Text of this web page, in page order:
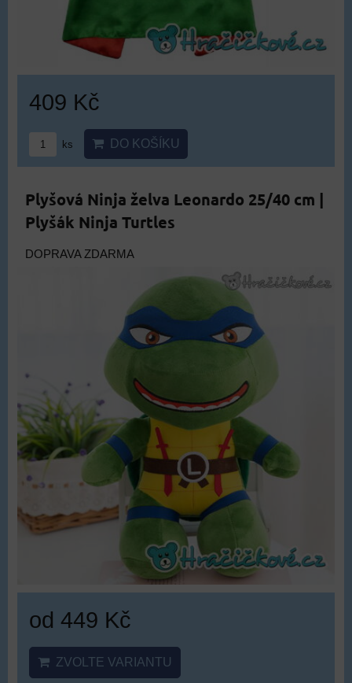
409 Kč
ks DO KOŠÍKU
Plyšová Ninja želva Leonardo 25/40 cm |
Plyšák Ninja Turtles
DOPRAVA ZDARMA
od 449 Kč
ZVOLTE VARIANTU